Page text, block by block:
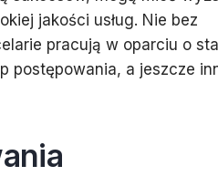
jakości usług. Nie bez
pracują w oparciu o
postępowania, a jeszcze